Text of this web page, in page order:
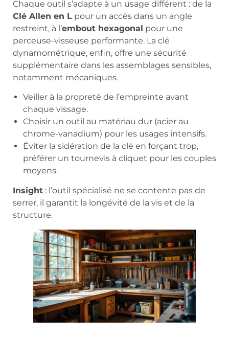
Chaque outil s’adapte à un usage différent : de la
Clé Allen en L pour un accès dans un angle
restreint, à l’embout hexagonal pour une
perceuse-visseuse performante. La clé
dynamométrique, enfin, offre une sécurité
supplémentaire dans les assemblages sensibles,
notamment mécaniques.
Veiller à la propreté de l’empreinte avant
chaque vissage.
Choisir un outil au matériau dur (acier au
chrome-vanadium) pour les usages intensifs.
Éviter la sidération de la clé en forçant trop,
préférer un tournevis à cliquet pour les couples
moyens.
Insight : l’outil spécialisé ne se contente pas de
serrer, il garantit la longévité de la vis et de la
structure.